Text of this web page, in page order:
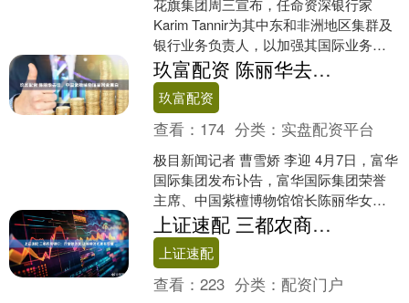
花旗集团周三宣布，任命资深银行家
Karim Tannir为其中东和非洲地区集群及
银行业务负责人，以加强其国际业务版
图。 Tannir将常驻迪拜，负责花旗在该地
区....
玖富配资 陈丽华去世，中国紫檀博物馆官网变黑白
玖富配资
查看： 174 分类： 实盘配资平台
极目新闻记者 曹雪娇 李迎 4月7日，富华
国际集团发布讣告，富华国际集团荣誉
主席、中国紫檀博物馆馆长陈丽华女
士，因病医治无效，于4月5日在北京逝
世，享年85岁。....
上证速配 三都农商银行：厅堂微沙龙 让等待时光更有价值
上证速配
查看：223 分类：配资门户